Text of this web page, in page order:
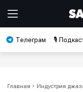
Телеграм 🎙️
Главная Индустрия